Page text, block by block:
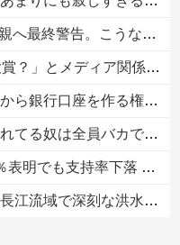
告。こうなってもいい？」
ツッコミ殺到、被災地の避難所でカメラまわすのは……
そのせいで皮肉すぎる展開に突入しており……
カです」→30万再生ｗｗｗｗｗｗ
持率下落 →ついに６割割れ
流域で深刻な洪水被害